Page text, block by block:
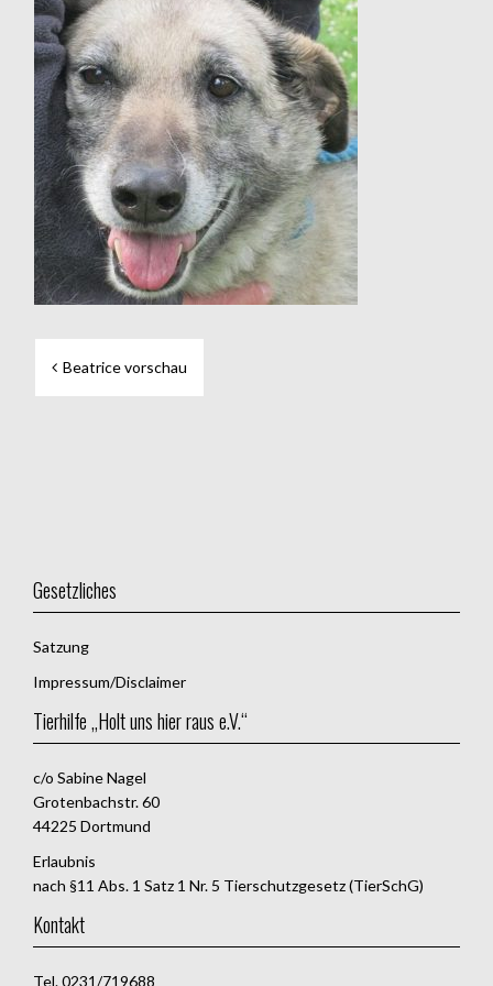
Beitragsnavigation
Beatrice vorschau
Gesetzliches
Satzung
Impressum/Disclaimer
Tierhilfe „Holt uns hier raus e.V.“
c/o Sabine Nagel
Grotenbachstr. 60
44225 Dortmund
Erlaubnis
nach §11 Abs. 1 Satz 1 Nr. 5 Tierschutzgesetz (TierSchG)
Kontakt
Tel. 0231/719688